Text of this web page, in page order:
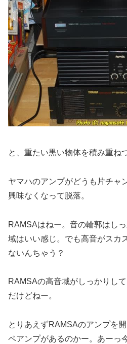
と、重たい黒い物体を積み重ね
ヤマハのアンプがどうも片チャ
興味なくなって脱落。
RAMSAはねー。音の輪郭はし
域はいい感じ。でも高音がスカ
ないんちゃう？
RAMSAの高音域がしっかりし
だけどねー。
とりあえずRAMSAのアンプを
ペアンプがあるのかー。あーっ